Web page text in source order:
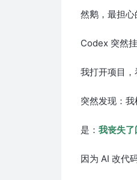
然鹅，最担心
Codex 突然挂
我打开项目，
突然发现：
是：我丧失了
因为 AI 改代